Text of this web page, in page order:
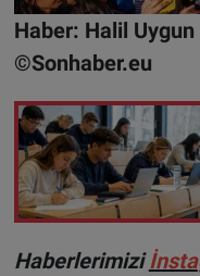
Haber: Halil Uygun
©Sonhaber.eu
Haberlerimizi İnsta